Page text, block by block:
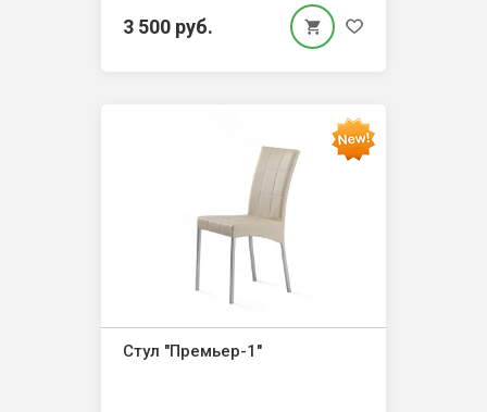
3 500 руб.
Стул "Премьер-1"